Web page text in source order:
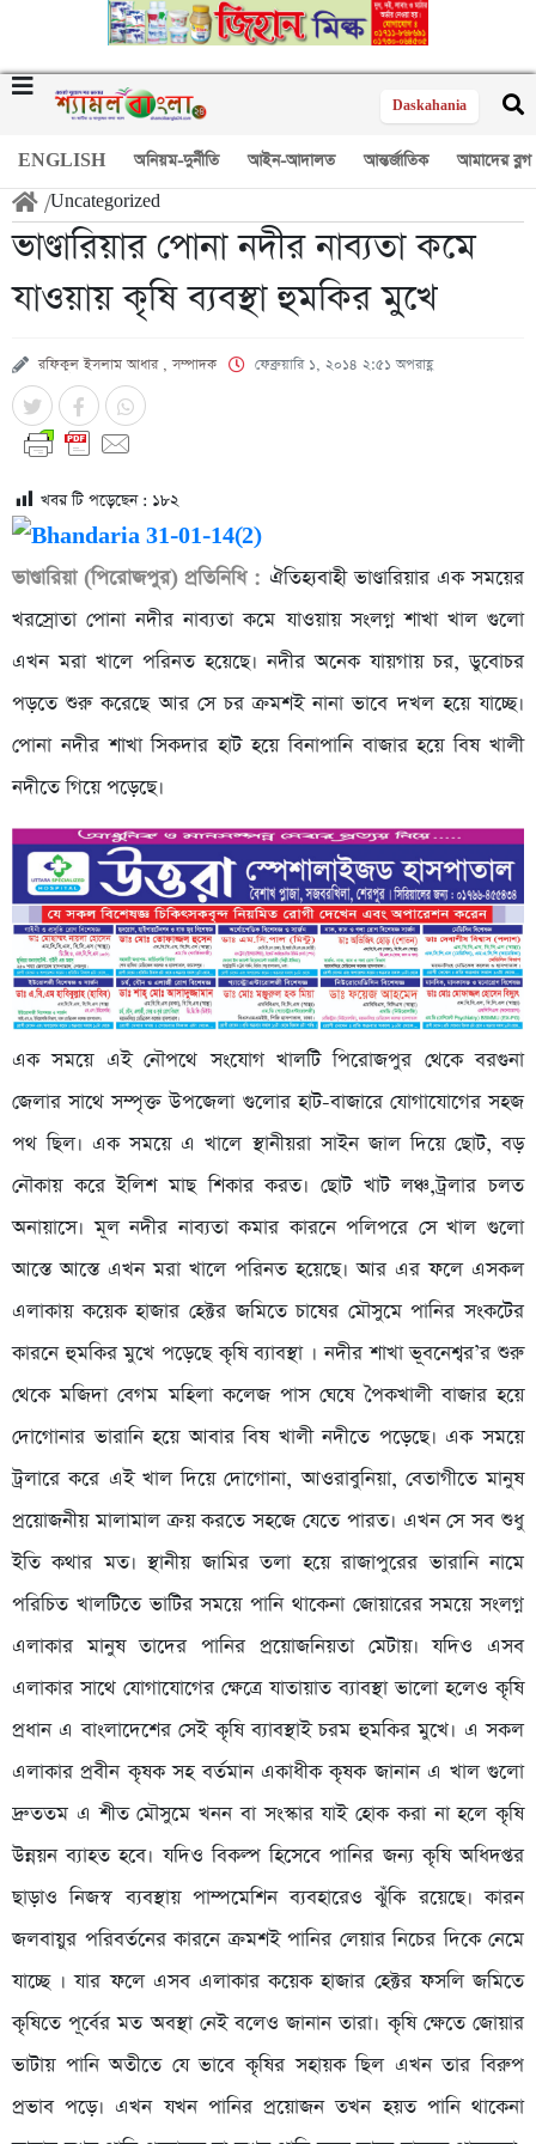
Daskahania
ENGLISH অনিয়ম-দুর্নীতি আইন-আদালত আন্তর্জাতিক আমাদের ব্লগ
/Uncategorized
ভাণ্ডারিয়ার পোনা নদীর নাব্যতা কমে
যাওয়ায় কৃষি ব্যবস্থা হুমকির মুখে
রফিকুল ইসলাম আধার , সম্পাদক ফেব্রুয়ারি ১, ২০১৪ ২:৫১ অপরাহ্ণ
খবর টি পড়েছেন : ১৮২
ভাণ্ডারিয়া (পিরোজপুর) প্রতিনিধি : ঐতিহ্যবাহী ভাণ্ডারিয়ার এক সময়ের
খরস্রোতা পোনা নদীর নাব্যতা কমে যাওয়ায় সংলগ্ন শাখা খাল গুলো
এখন মরা খালে পরিনত হয়েছে। নদীর অনেক যায়গায় চর, ডুবোচর
পড়তে শুরু করেছে আর সে চর ক্রমশই নানা ভাবে দখল হয়ে যাচ্ছে।
পোনা নদীর শাখা সিকদার হাট হয়ে বিনাপানি বাজার হয়ে বিষ খালী
নদীতে গিয়ে পড়েছে।
এক সময়ে এই নৌপথে সংযোগ খালটি পিরোজপুর থেকে বরগুনা
জেলার সাথে সম্পৃক্ত উপজেলা গুলোর হাট-বাজারে যোগাযোগের সহজ
পথ ছিল। এক সময়ে এ খালে স্থানীয়রা সাইন জাল দিয়ে ছোট, বড়
নৌকায় করে ইলিশ মাছ শিকার করত। ছোট খাট লঞ্চ,ট্রলার চলত
অনায়াসে। মূল নদীর নাব্যতা কমার কারনে পলিপরে সে খাল গুলো
আস্তে আস্তে এখন মরা খালে পরিনত হয়েছে। আর এর ফলে এসকল
এলাকায় কয়েক হাজার হেক্টর জমিতে চাষের মৌসুমে পানির সংকটের
কারনে হুমকির মুখে পড়েছে কৃষি ব্যাবস্থা । নদীর শাখা ভূবনেশ্বর’র শুরু
থেকে মজিদা বেগম মহিলা কলেজ পাস ঘেষে পৈকখালী বাজার হয়ে
দোগোনার ভারানি হয়ে আবার বিষ খালী নদীতে পড়েছে। এক সময়ে
ট্রলারে করে এই খাল দিয়ে দোগোনা, আওরাবুনিয়া, বেতাগীতে মানুষ
প্রয়োজনীয় মালামাল ক্রয় করতে সহজে যেতে পারত। এখন সে সব শুধু
ইতি কথার মত। স্থানীয় জামির তলা হয়ে রাজাপুরের ভারানি নামে
পরিচিত খালটিতে ভাটির সময়ে পানি থাকেনা জোয়ারের সময়ে সংলগ্ন
এলাকার মানুষ তাদের পানির প্রয়োজনিয়তা মেটায়। যদিও এসব
এলাকার সাথে যোগাযোগের ক্ষেত্রে যাতায়াত ব্যাবস্থা ভালো হলেও কৃষি
প্রধান এ বাংলাদেশের সেই কৃষি ব্যাবস্থাই চরম হুমকির মুখে। এ সকল
এলাকার প্রবীন কৃষক সহ বর্তমান একাধীক কৃষক জানান এ খাল গুলো
দ্রুততম এ শীত মৌসুমে খনন বা সংস্কার যাই হোক করা না হলে কৃষি
উন্নয়ন ব্যাহত হবে। যদিও বিকল্প হিসেবে পানির জন্য কৃষি অধিদপ্তর
ছাড়াও নিজস্ব ব্যবস্থায় পাম্পমেশিন ব্যবহারেও ঝুঁকি রয়েছে। কারন
জলবায়ুর পরিবর্তনের কারনে ক্রমশই পানির লেয়ার নিচের দিকে নেমে
যাচ্ছে । যার ফলে এসব এলাকার কয়েক হাজার হেক্টর ফসলি জমিতে
কৃষিতে পূর্বের মত অবস্থা নেই বলেও জানান তারা। কৃষি ক্ষেতে জোয়ার
ভাটায় পানি অতীতে যে ভাবে কৃষির সহায়ক ছিল এখন তার বিরুপ
প্রভাব পড়ে। এখন যখন পানির প্রয়োজন তখন হয়ত পানি থাকেনা